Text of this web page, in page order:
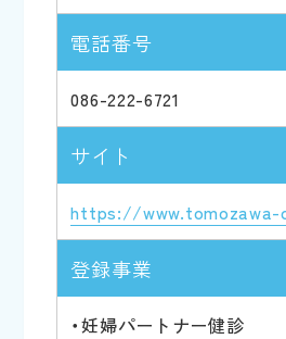
電話番号
086-222-6721
サイト
https://www.tomozawa-
登録事業
・妊婦パートナー健診